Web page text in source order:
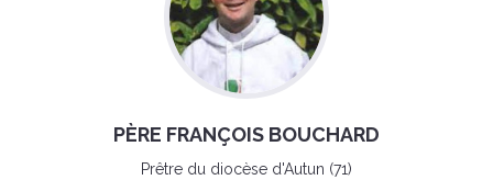
PÈRE FRANÇOIS BOUCHARD
Prêtre du diocèse d'Autun (71)